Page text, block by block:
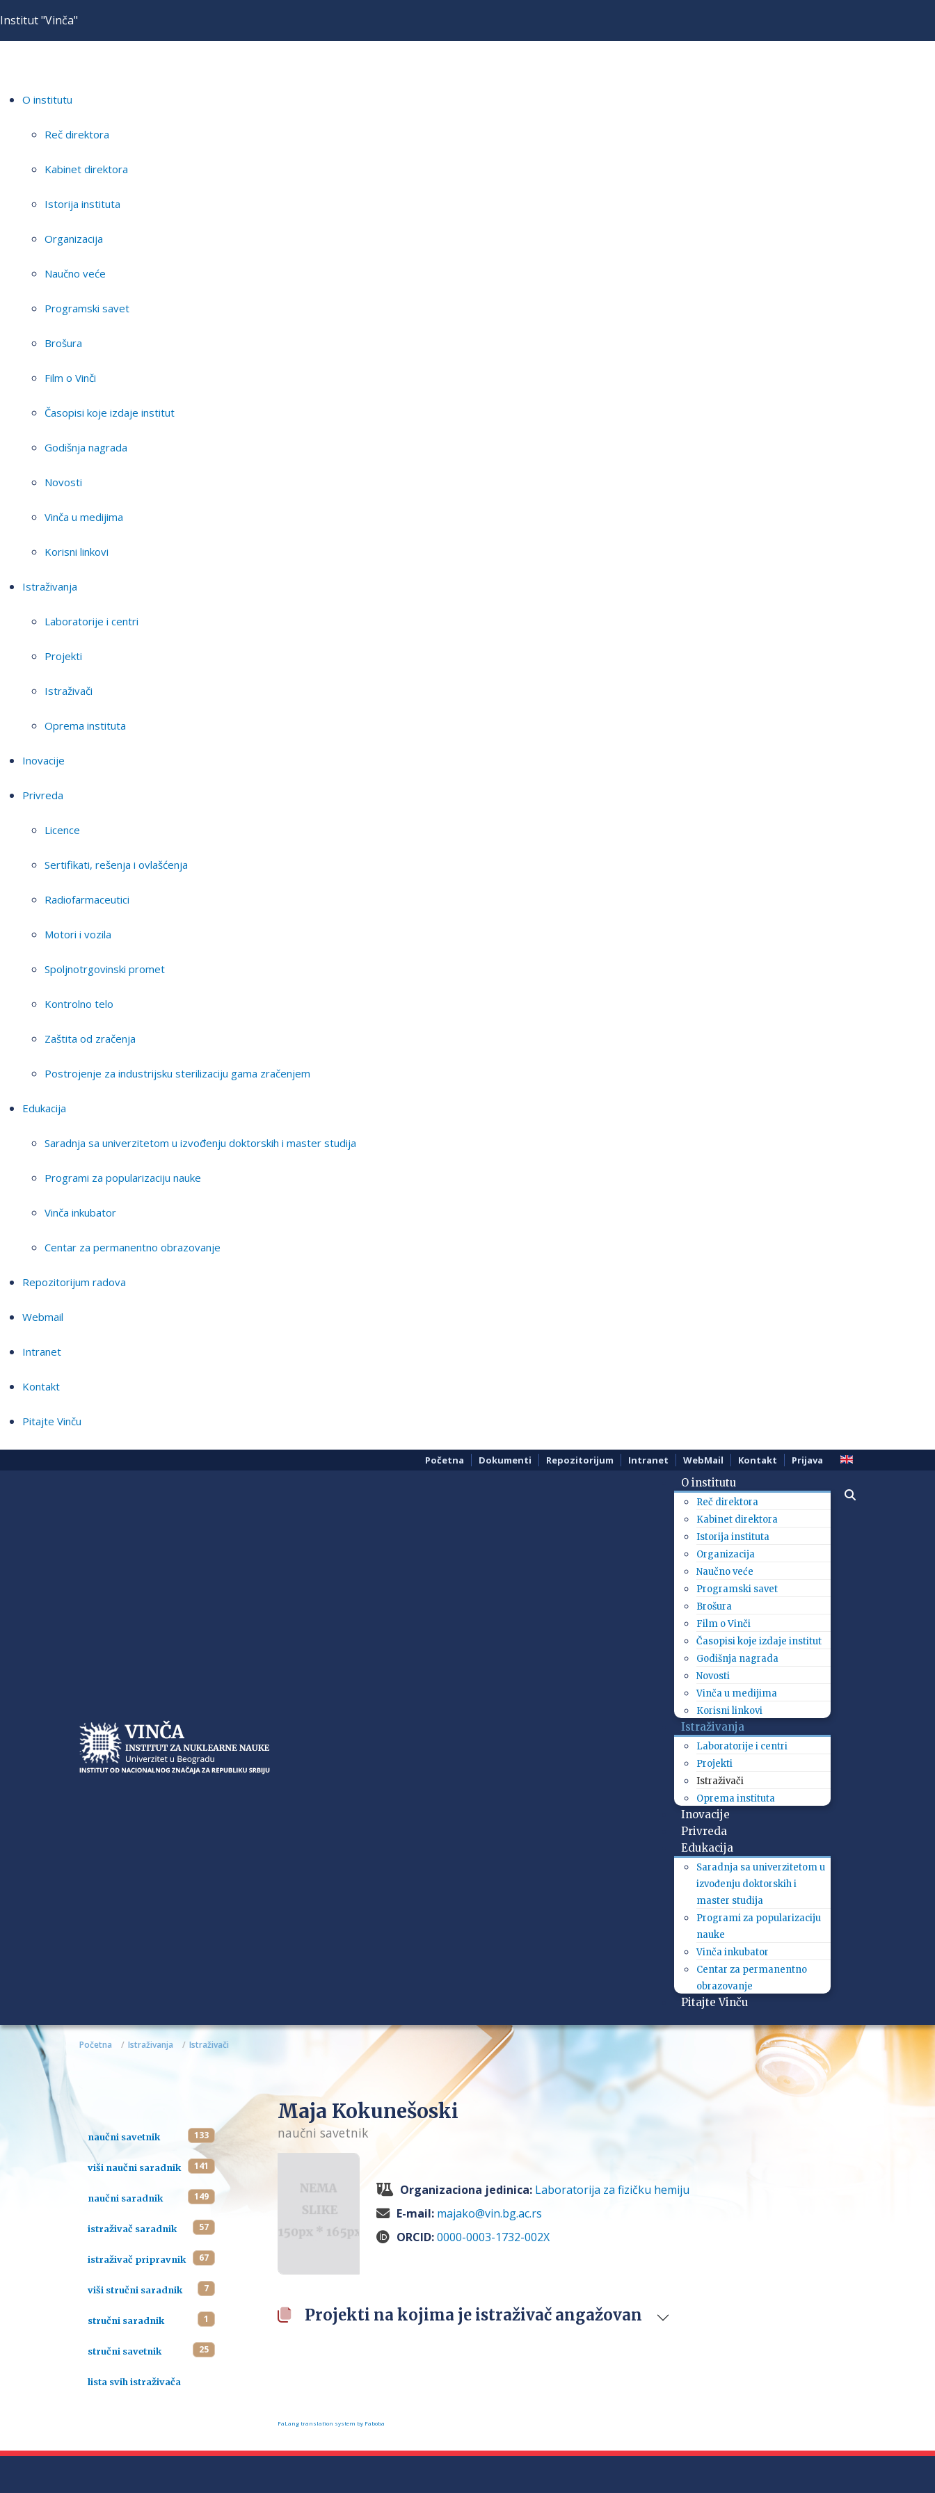
Institut "Vinča"
O institutu
Reč direktora
Kabinet direktora
Istorija instituta
Organizacija
Naučno veće
Programski savet
Brošura
Film o Vinči
Časopisi koje izdaje institut
Godišnja nagrada
Novosti
Vinča u medijima
Korisni linkovi
Istraživanja
Laboratorije i centri
Projekti
Istraživači
Oprema instituta
Inovacije
Privreda
Licence
Sertifikati, rešenja i ovlašćenja
Radiofarmaceutici
Motori i vozila
Spoljnotrgovinski promet
Kontrolno telo
Zaštita od zračenja
Postrojenje za industrijsku sterilizaciju gama zračenjem
Edukacija
Saradnja sa univerzitetom u izvođenju doktorskih i master studija
Programi za popularizaciju nauke
Vinča inkubator
Centar za permanentno obrazovanje
Repozitorijum radova
Webmail
Intranet
Kontakt
Pitajte Vinču
Početna Dokumenti Repozitorijum Intranet WebMail Kontakt Prijava
O institutu
Reč direktora
Kabinet direktora
Istorija instituta
Organizacija
Naučno veće
Programski savet
Brošura
Film o Vinči
Časopisi koje izdaje institut
Godišnja nagrada
Novosti
Vinča u medijima
Korisni linkovi
Istraživanja
Laboratorije i centri
Projekti
Istraživači
Oprema instituta
Inovacije
Privreda
Edukacija
Saradnja sa univerzitetom u
izvođenju doktorskih i
master studija
Programi za popularizaciju
nauke
Vinča inkubator
Centar za permanentno
obrazovanje
Pitajte Vinču
Početna Istraživanja Istraživači
naučni savetnik 133
viši naučni saradnik 141
naučni saradnik 149
istraživač saradnik 57
istraživač pripravnik 67
viši stručni saradnik 7
stručni saradnik 1
stručni savetnik 25
lista svih istraživača
Maja Kokunešoski
naučni savetnik
Organizaciona jedinica: Laboratorija za fizičku hemiju
E-mail: majako@vin.bg.ac.rs
ORCID:0000-0003-1732-002X
Projekti na kojima je istraživač angažovan
FaLang translation system by Faboba